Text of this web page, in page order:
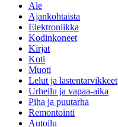
Ale
Ajankohtaista
Elektroniikka
Kodinkoneet
Kirjat
Koti
Muoti
Lelut ja lastentarvikkeet
Urheilu ja vapaa-aika
Piha ja puutarha
Remontointi
Autoilu